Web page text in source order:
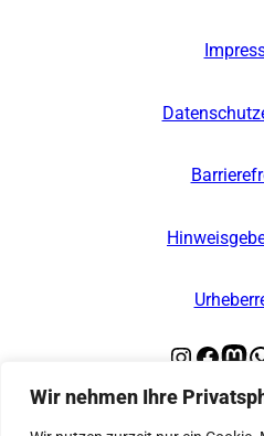
Wir nehmen Ihre
Kooperative